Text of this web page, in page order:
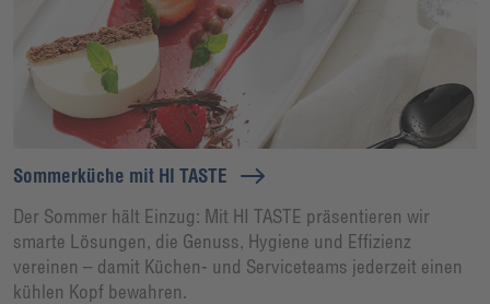
Sommerküche mit HI TASTE
Der Sommer hält Einzug: Mit HI TASTE präsentieren wir
smarte Lösungen, die Genuss, Hygiene und Effizienz
vereinen – damit Küchen- und Serviceteams jederzeit einen
kühlen Kopf bewahren.